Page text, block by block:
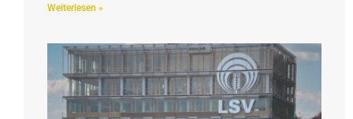
Weiterlesen »